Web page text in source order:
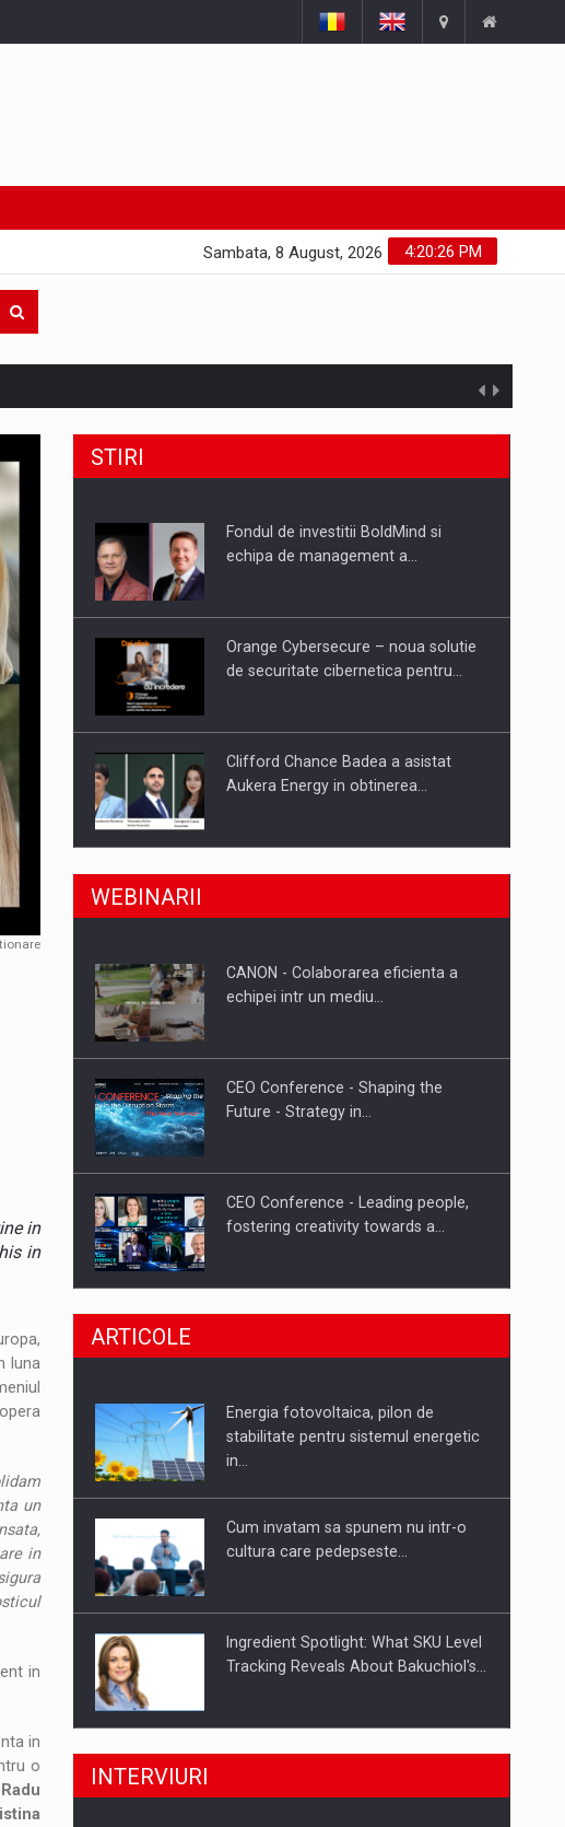
4:20:27 PM
Sambata, 8 August, 2026
produselor din piata
preiau compania intr-o tranzactie de peste 25…
in
in
luna
un
in
in
in
o
Radu
STIRI
Fondul de investitii BoldMind si
echipa de management a…
Orange Cybersecure – noua solutie
de securitate cibernetica pentru…
Clifford Chance Badea a asistat
Aukera Energy in obtinerea…
SAPTE PERSONALITATI DIN MEDIUL
Hard Enduro Piatra Craiului 2026,
WEBINARII
CANON - Colaborarea eficienta a
echipei intr un mediu…
CEO Conference - Shaping the
Future - Strategy in…
CEO Conference - Leading people,
fostering creativity towards a…
CEO Conference - Shaping The
Webinar - Business Evolution-
RETHINK STRATEGY-Finantare
ARTICOLE
Energia fotovoltaica, pilon de
stabilitate pentru sistemul energetic
in…
Cum invatam sa spunem nu intr-o
cultura care pedepseste…
Ingredient Spotlight: What SKU Level
Tracking Reveals About Bakuchiol's…
Producatorii si comerciantii care nu
INTERVIURI